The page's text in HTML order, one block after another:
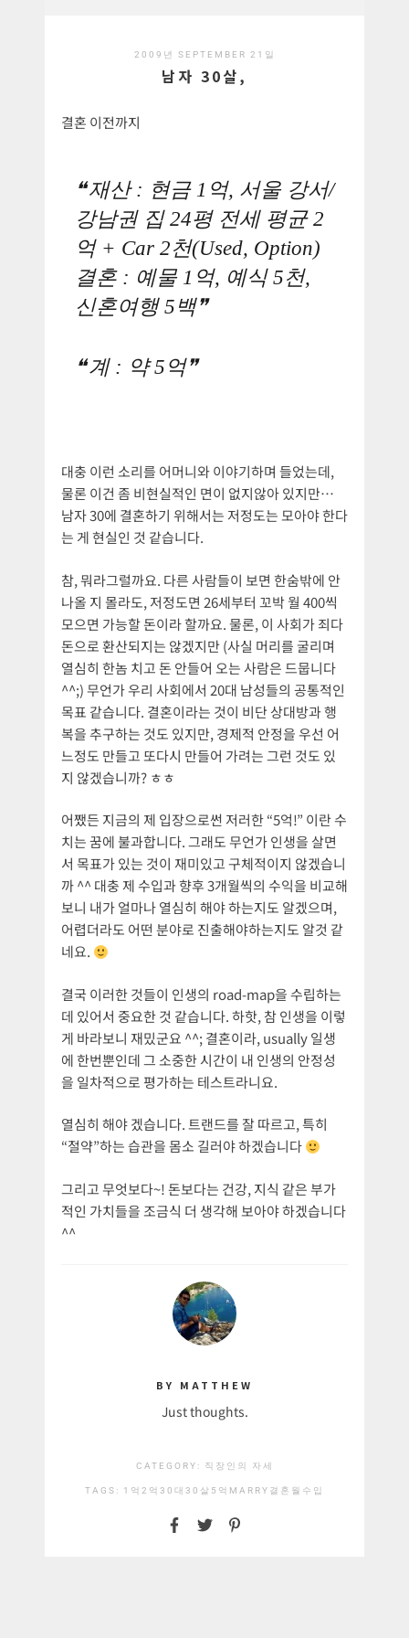
2009년 SEPTEMBER 21일
남자 30살,
결혼 이전까지
재산 : 현금 1억, 서울 강서/
강남권 집 24평 전세 평균 2
억 + Car 2천(Used, Option)
결혼 : 예물 1억, 예식 5천,
신혼여행 5백
계 : 약 5억
대충 이런 소리를 어머니와 이야기하며 들었는데,
물론 이건 좀 비현실적인 면이 없지않아 있지만…
남자 30에 결혼하기 위해서는 저정도는 모아야 한다
는 게 현실인 것 같습니다.
참, 뭐라그럴까요. 다른 사람들이 보면 한숨밖에 안
나올 지 몰라도, 저정도면 26세부터 꼬박 월 400씩
모으면 가능할 돈이라 할까요. 물론, 이 사회가 죄다
돈으로 환산되지는 않겠지만 (사실 머리를 굴리며
열심히 한놈 치고 돈 안들어 오는 사람은 드뭅니다
^^;) 무언가 우리 사회에서 20대 남성들의 공통적인
목표 같습니다. 결혼이라는 것이 비단 상대방과 행
복을 추구하는 것도 있지만, 경제적 안정을 우선 어
느정도 만들고 또다시 만들어 가려는 그런 것도 있
지 않겠습니까? ㅎㅎ
어쨌든 지금의 제 입장으로썬 저러한 “5억!” 이란 수
치는 꿈에 불과합니다. 그래도 무언가 인생을 살면
서 목표가 있는 것이 재미있고 구체적이지 않겠습니
까 ^^ 대충 제 수입과 향후 3개월씩의 수익을 비교해
보니 내가 얼마나 열심히 해야 하는지도 알겠으며,
어렵더라도 어떤 분야로 진출해야하는지도 알것 같
네요.
결국 이러한 것들이 인생의 road-map을 수립하는
데 있어서 중요한 것 같습니다. 하핫, 참 인생을 이렇
게 바라보니 재밌군요 ^^; 결혼이라, usually 일생
에 한번뿐인데 그 소중한 시간이 내 인생의 안정성
을 일차적으로 평가하는 테스트라니요.
열심히 해야 겠습니다. 트랜드를 잘 따르고, 특히
“절약”하는 습관을 몸소 길러야 하겠습니다
그리고 무엇보다~! 돈보다는 건강, 지식 같은 부가
적인 가치들을 조금식 더 생각해 보아야 하겠습니다
^^
BY MATTHEW
Just thoughts.
CATEGORY: 직장인의 자세
TAGS: 1억 2억 30대 30살 5억 MARRY 결혼 월수입